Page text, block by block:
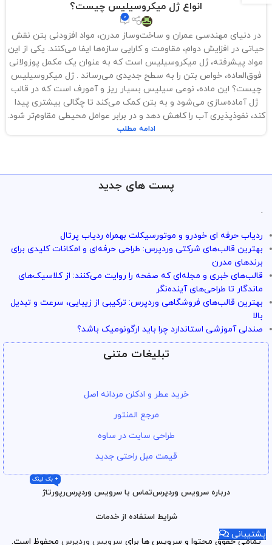
انواع ژل میکروسیلیس چیست؟
0
در دنیای مهندسی عمران و ساخت‌وساز مدرن، مواد افزودنی بتن نقش
حیاتی در افزایش دوام، مقاومت و کارایی سازه‌ها ایفا می‌کنند. یکی از این
مواد پیشرفته، ژل میکروسیلیس است که به عنوان یک مکمل پوزولانی
فوق‌العاده، خواص بتن را به سطح جدیدی می‌رساند . ژل میکروسیلیس
چیست؟ این ماده، نوعی سیلیس بسیار ریز و آمورف است که در قالب
ژل آماده‌سازی می‌شود و به بتن کمک می‌کند تا چگالی بیشتری پیدا
کند، نفوذپذیری آب را کاهش دهد و در برابر عوامل محیطی مقاوم‌تر شود.
ادامه مطلب
پست های جدید
.
ردیاب حرفه ای خودرو و موتورسیکلت بهمراه ردیاب پرتال
بهترین قالب‌های شرکتی وردپرس: طراحی حرفه‌ای و امکانات کلیدی برای
برندهای مدرن
قالب‌های خبری و مجله‌ای که صفحه را روایت می‌کنند: از کلاسیک‌های
ماندگار تا طراحی‌های آینده‌نگر
بهترین قالب‌های فروشگاهی وردپرس: ترکیبی از زیبایی، سرعت و تبدیل
بالا
صندلی آموزشی استاندارد چرا باید ارگونومیک باشد؟
تبلیغات متنی
خرید عطر و ادکلن مردانه اصل
مرجع المنتور
طراحی سایت در ساوه
قیمت مبل راحتی جدید
درباره سرویس وردپرستماس با سرویس وردپرسرپورتاژ
+ بک لینک
شرایط استفاده از خدمات
تمامی حقوق محتوا و سرویس ها برای سرویس وردپرس محفوظ است.
پشتیبانی